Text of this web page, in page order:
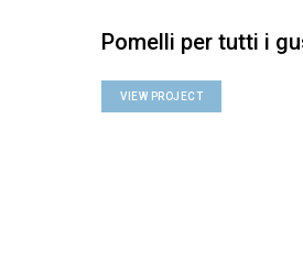
Pomelli per tutti i
VIEW PROJECT